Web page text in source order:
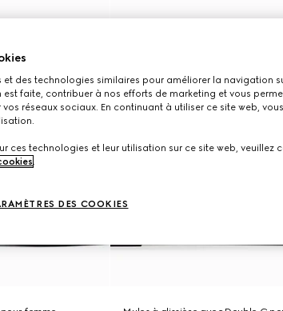
et des technologies similaires pour améliorer la navigation
faite, contribuer à nos efforts de marketing et vous
réseaux sociaux. En continuant à utiliser ce site web,
ces technologies et leur utilisation sur ce site web, veuillez
.
DES COOKIES